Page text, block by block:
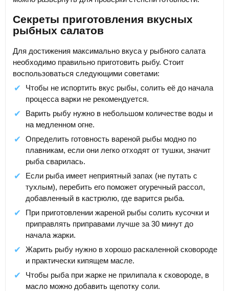
Секреты приготовления вкусных
рыбных салатов
Для достижения максимально вкуса у рыбного салата
необходимо правильно приготовить рыбу. Стоит
воспользоваться следующими советами:
Чтобы не испортить вкус рыбы, солить её до начала
процесса варки не рекомендуется.
Варить рыбу нужно в небольшом количестве воды и
на медленном огне.
Определить готовность вареной рыбы модно по
плавникам, если они легко отходят от тушки, значит
рыба сварилась.
Если рыба имеет неприятный запах (не путать с
тухлым), перебить его поможет огуречный рассол,
добавленный в кастрюлю, где варится рыба.
При приготовлении жареной рыбы солить кусочки и
приправлять приправами лучше за 30 минут до
начала жарки.
Жарить рыбу нужно в хорошо раскаленной сковороде
и практически кипящем масле.
Чтобы рыба при жарке не прилипала к сковороде, в
масло можно добавить щепотку соли.